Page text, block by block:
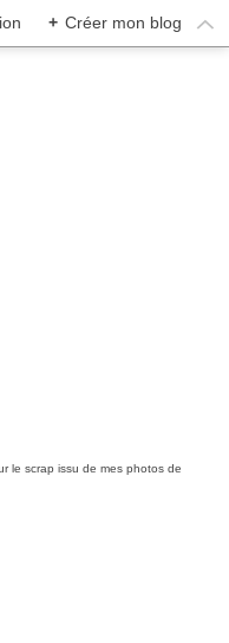
+ Créer mon blog
le scrap issu de mes photos de